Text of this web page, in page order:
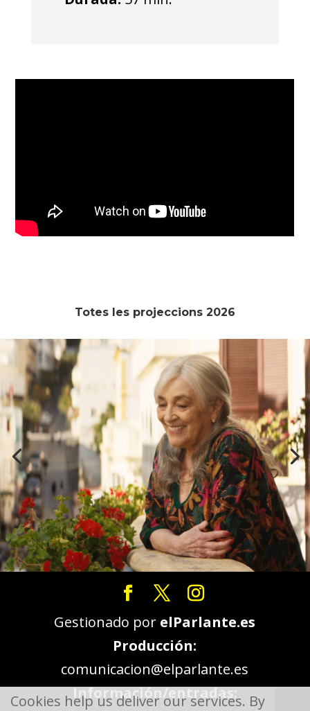
Totes les projeccions 2026
Gestionado por elParlante.es
Producción:
comunicacion@elparlante.es
Información/entradas:
Cookies help us deliver our services. By